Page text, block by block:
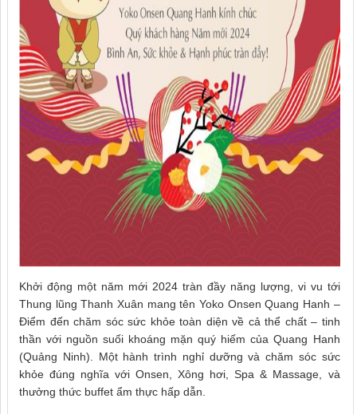
Khởi động một năm mới 2024 tràn đầy năng lượng, vi vu tới
Thung lũng Thanh Xuân mang tên Yoko Onsen Quang Hanh –
Điểm đến chăm sóc sức khỏe toàn diện về cả thể chất – tinh
thần với nguồn suối khoáng mặn quý hiếm của Quang Hanh
(Quảng Ninh). Một hành trình nghỉ dưỡng và chăm sóc sức
khỏe đúng nghĩa với Onsen, Xông hơi, Spa & Massage, và
thưởng thức buffet ẩm thực hấp dẫn.